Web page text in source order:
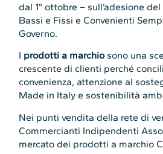
dal 1° ottobre – sull’adesione
Bassi e Fissi e Convenienti
Governo.
I prodotti a marchiosono una
crescente di clienti perché
convenienza, attenzione al
Made in Italy e sostenibilità
Nei punti vendita della rete di
Commercianti Indipendenti
mercato dei prodotti a marchio